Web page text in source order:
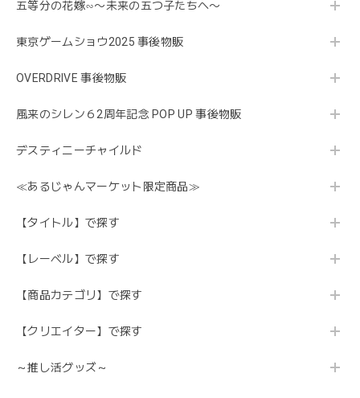
五等分の花嫁∽〜未来の五つ子たちへ〜
東京ゲームショウ2025 事後物販
OVERDRIVE 事後物販
風来のシレン６2周年記念 POP UP 事後物販
デスティニーチャイルド
≪あるじゃんマーケット限定商品≫
【タイトル】で探す
【レーベル】で探す
【商品カテゴリ】で探す
【クリエイター】で探す
～推し活グッズ～